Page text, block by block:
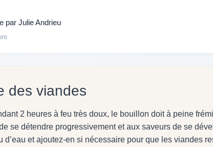
par Julie Andrieu
des viandes
2 heures à feu très doux, le bouillon doit à peine
se détendre progressivement et aux saveurs de se
et ajoutez-en si nécessaire pour que les viandes